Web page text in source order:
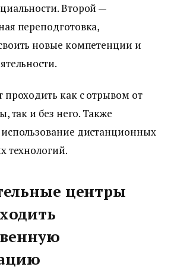
Второй —
переподготовка,
новые компетенции и
как с отрывом от
так и без него. Также
дистанционных
технологий.
центры